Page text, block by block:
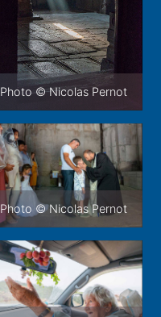
Photo © Nicolas Pernot
Photo © Nicolas Pernot